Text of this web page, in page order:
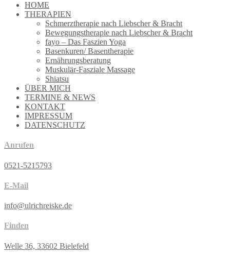
HOME
THERAPIEN
Schmerztherapie nach Liebscher & Bracht
Bewegungstherapie nach Liebscher & Bracht
fayo – Das Faszien Yoga
Basenkuren/ Basentherapie
Ernährungsberatung
Muskulär-Fasziale Massage
Shiatsu
ÜBER MICH
TERMINE & NEWS
KONTAKT
IMPRESSUM
DATENSCHUTZ
Anrufen
0521-5215793
E-Mail
info@ulrichreiske.de
Finden
Welle 36, 33602 Bielefeld